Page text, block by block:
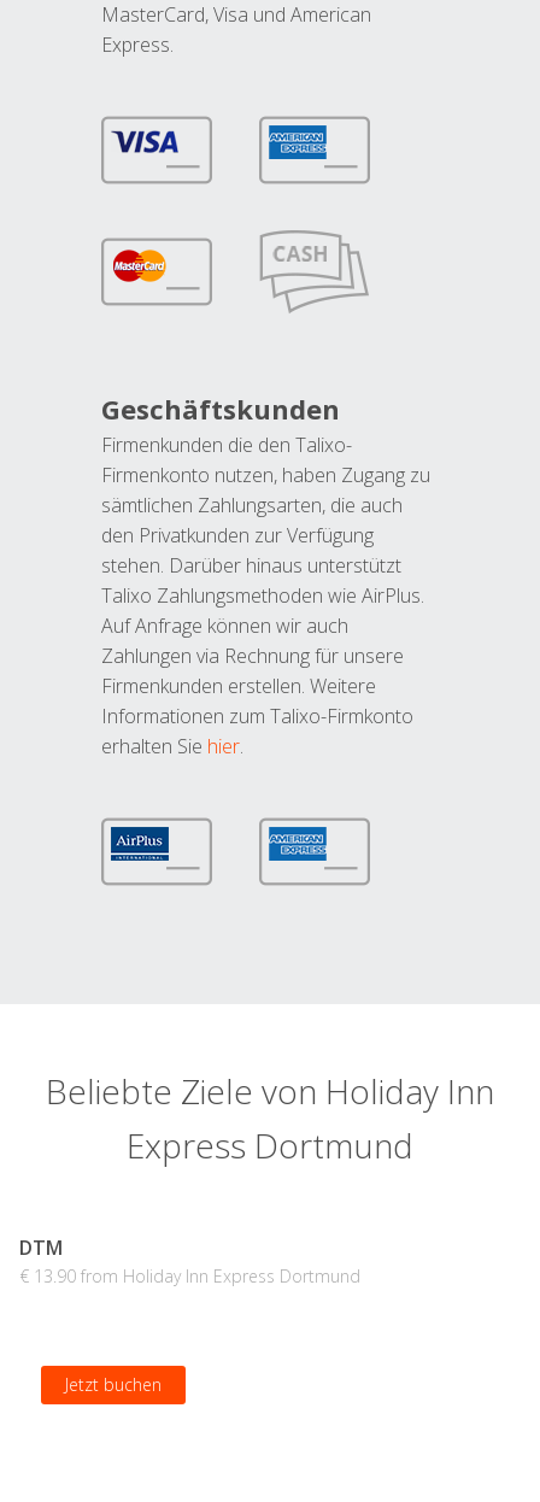
MasterCard, Visa und American
Express.
Geschäftskunden
Firmenkunden die den Talixo-
Firmenkonto nutzen, haben Zugang zu
sämtlichen Zahlungsarten, die auch
den Privatkunden zur Verfügung
stehen. Darüber hinaus unterstützt
Talixo Zahlungsmethoden wie AirPlus.
Auf Anfrage können wir auch
Zahlungen via Rechnung für unsere
Firmenkunden erstellen. Weitere
Informationen zum Talixo-Firmkonto
erhalten Sie hier.
Beliebte Ziele von Holiday Inn
Express Dortmund
DTM
€ 13.90 from Holiday Inn Express Dortmund
Jetzt buchen